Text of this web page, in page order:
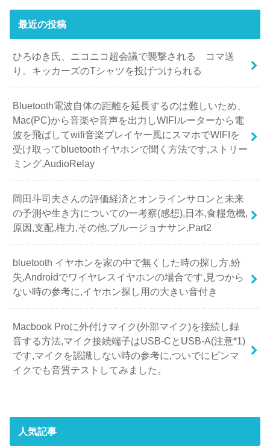
最近の投稿
ひろゆき氏、ニコニコ超会議で襲撃される コマ送
り。キッカーズのTシャツを投げつけられる
Bluetooth電波自体の距離を延長するのは難しいため、
Mac(PC)から音楽や音声を出力しWIFIルーターから電
波を飛ばしてwifi音楽プレイヤー風にスマホでWIFIを
受け取ってbluetoothイヤホンで聞く方法です,ストリー
ミング,AudioRelay
岡田斗司夫さんの評価経済とオンラインサロンと未来
の予測や生き方についての一考察(感想),日本,食糧危機,
原因,支配,権力,その他,ブルージョナサン,Part2
bluetooth イヤホンを家の中で無くした時の探し方,紛
失,Androidでワイヤレスイヤホンの場合です,見つから
ない時の参考に,イヤホン探し用の大きい音付き
Macbook Proに外付けマイク(外部マイク)を接続し録
音する方法,マイク接続端子はUSB-CとUSB-A(注意*1)
です,マイクを認識しない時の参考に,ついでにピンマ
イクでも音質テストしてみました。
人気記事